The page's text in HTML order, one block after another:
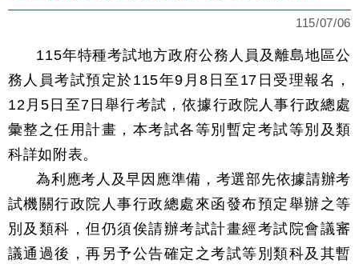
115/07/06
115年特種考試地方政府公務人員及離島地區公
務人員考試預定於115年9月8日至17日受理報名，
12月5日至7日舉行考試，依據行政院人事行政總處
彙整之任用計畫，本考試各等別暫定考試等別及類
科詳如附表。
為利應考人及早因應準備，考選部先依據請辦考
試機關行政院人事行政總處來函發布預定舉辦之等
別及類科，但仍須俟請辦考試計畫經考試院會議審
議通過後，再另予公告確定之考試等別類科及其暫